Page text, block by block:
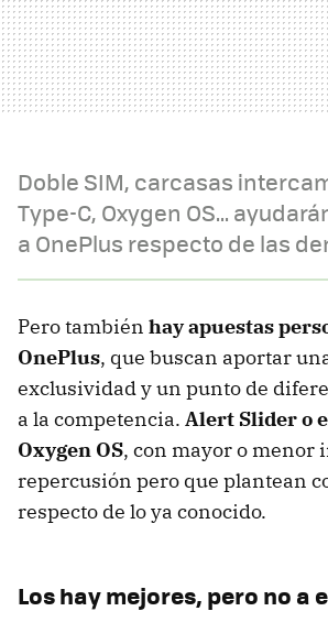
Doble SIM, carcasas
Type-C, Oxygen OS...
a OnePlus respecto de las
Pero también hay apuestas
OnePlus, que buscan aportar
exclusividad y un punto de
a la competencia. Alert Slider o
Oxygen OS, con mayor o menor
repercusión pero que plantean
respecto de lo ya conocido.
Los hay mejores, pero no a